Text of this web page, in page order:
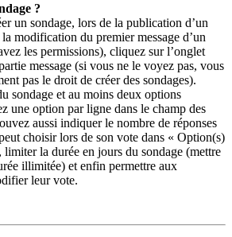
?
un sondage, lors de la publication d’un
modification du premier message d’un
les permissions), cliquez sur l’onglet
message (si vous ne le voyez pas, vous
pas le droit de créer des sondages).
sondage et au moins deux options
une option par ligne dans le champ des
aussi indiquer le nombre de réponses
choisir lors de son vote dans « Option(s)
limiter la durée en jours du sondage (mettre
illimitée) et enfin permettre aux
leur vote.